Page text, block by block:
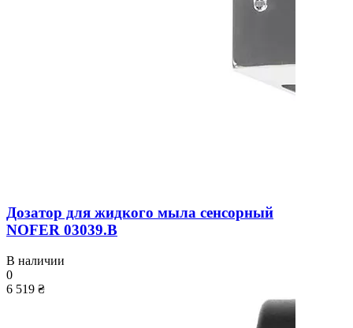
Дозатор для жидкого мыла сенсорный
NOFER 03039.B
В наличии
0
6 519 ₴